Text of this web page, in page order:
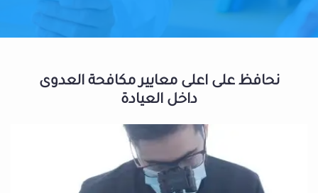
نحافظ على اعلى معايير مكافحة العدوى
داخل العيادة